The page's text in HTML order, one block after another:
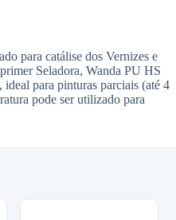
para catálise dos Vernizes e
Seladora, Wanda PU HS
ideal para pinturas parciais (até 4
pode ser utilizado para